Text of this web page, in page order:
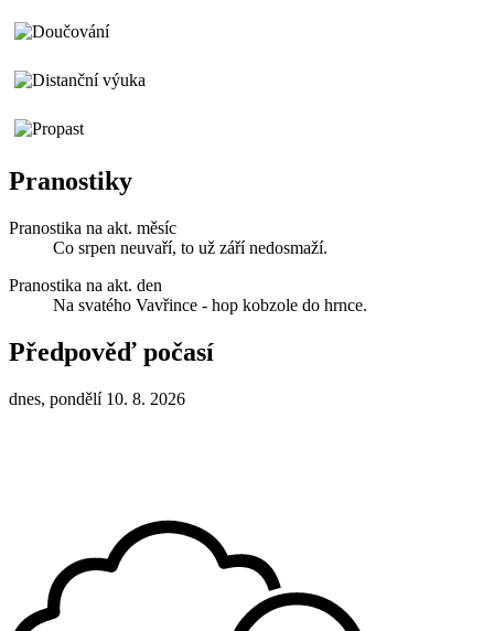
Pranostiky
Pranostika na akt. měsíc
Co srpen neuvaří, to už září nedosmaží.
Pranostika na akt. den
Na svatého Vavřince - hop kobzole do hrnce.
Předpověď počasí
dnes, pondělí 10. 8. 2026